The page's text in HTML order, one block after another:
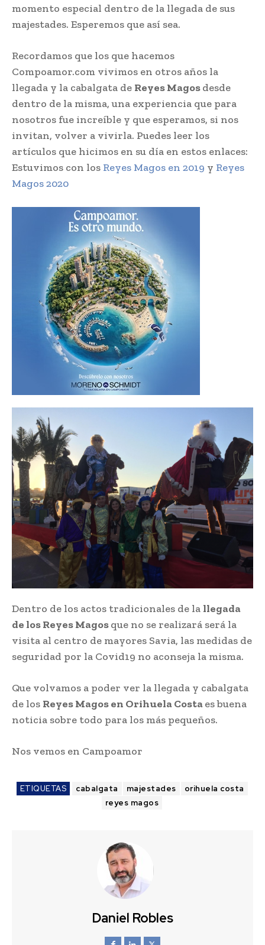
momento especial dentro de la llegada de sus
majestades. Esperemos que así sea.
Recordamos que los que hacemos
Compoamor.com vivimos en otros años la
llegada y la cabalgata de Reyes Magosdesde
dentro de la misma, una experiencia que para
nosotros fue increíble y que esperamos, si nos
invitan, volver a vivirla. Puedes leer los
artículos que hicimos en su día en estos enlaces:
Estuvimos con los Reyes Magos en 2019 y Reyes
Magos 2020
Dentro de los actos tradicionales de la llegada
de los Reyes Magosque no se realizará será la
visita al centro de mayores Savia, las medidas de
seguridad por la Covid19 no aconseja la misma.
Que volvamos a poder ver la llegada y cabalgata
de los Reyes Magos en Orihuela Costaes buena
noticia sobre todo para los más pequeños.
Nos vemos en Campoamor
ETIQUETAS cabalgata majestades
orihuela costa
reyes magos
Daniel Robles